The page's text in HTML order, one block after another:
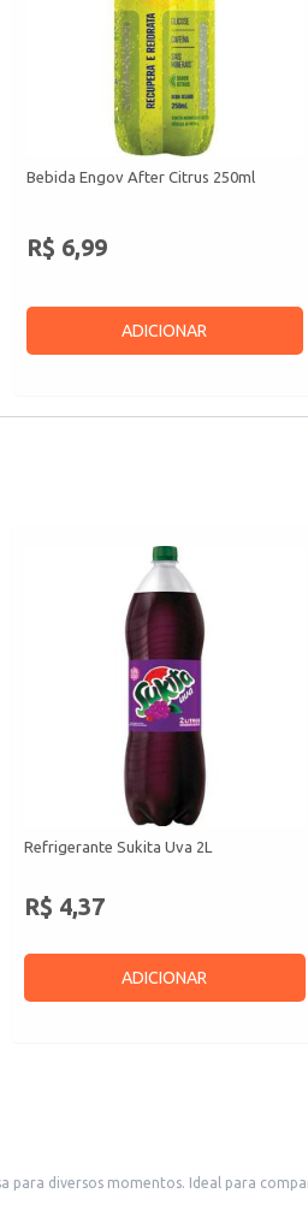
Bebida Engov After Citrus 250ml
R$ 6,99
ADICIONAR
Refrigerante Sukita Uva 2L
R$ 4,37
ADICIONAR
diversos momentos. Ideal para